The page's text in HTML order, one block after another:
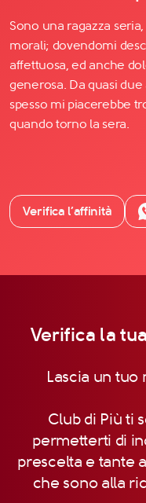
Sono una ragazza
morali; dovendomi
affettuosa, ed anche
generosa. Da quasi
spesso mi piacerebbe
quando torno la sera.
Verifica l’affinità
Verifica la
Lascia un tuo
Club di Più ti
permetterti di
prescelta e tante
che sono alla